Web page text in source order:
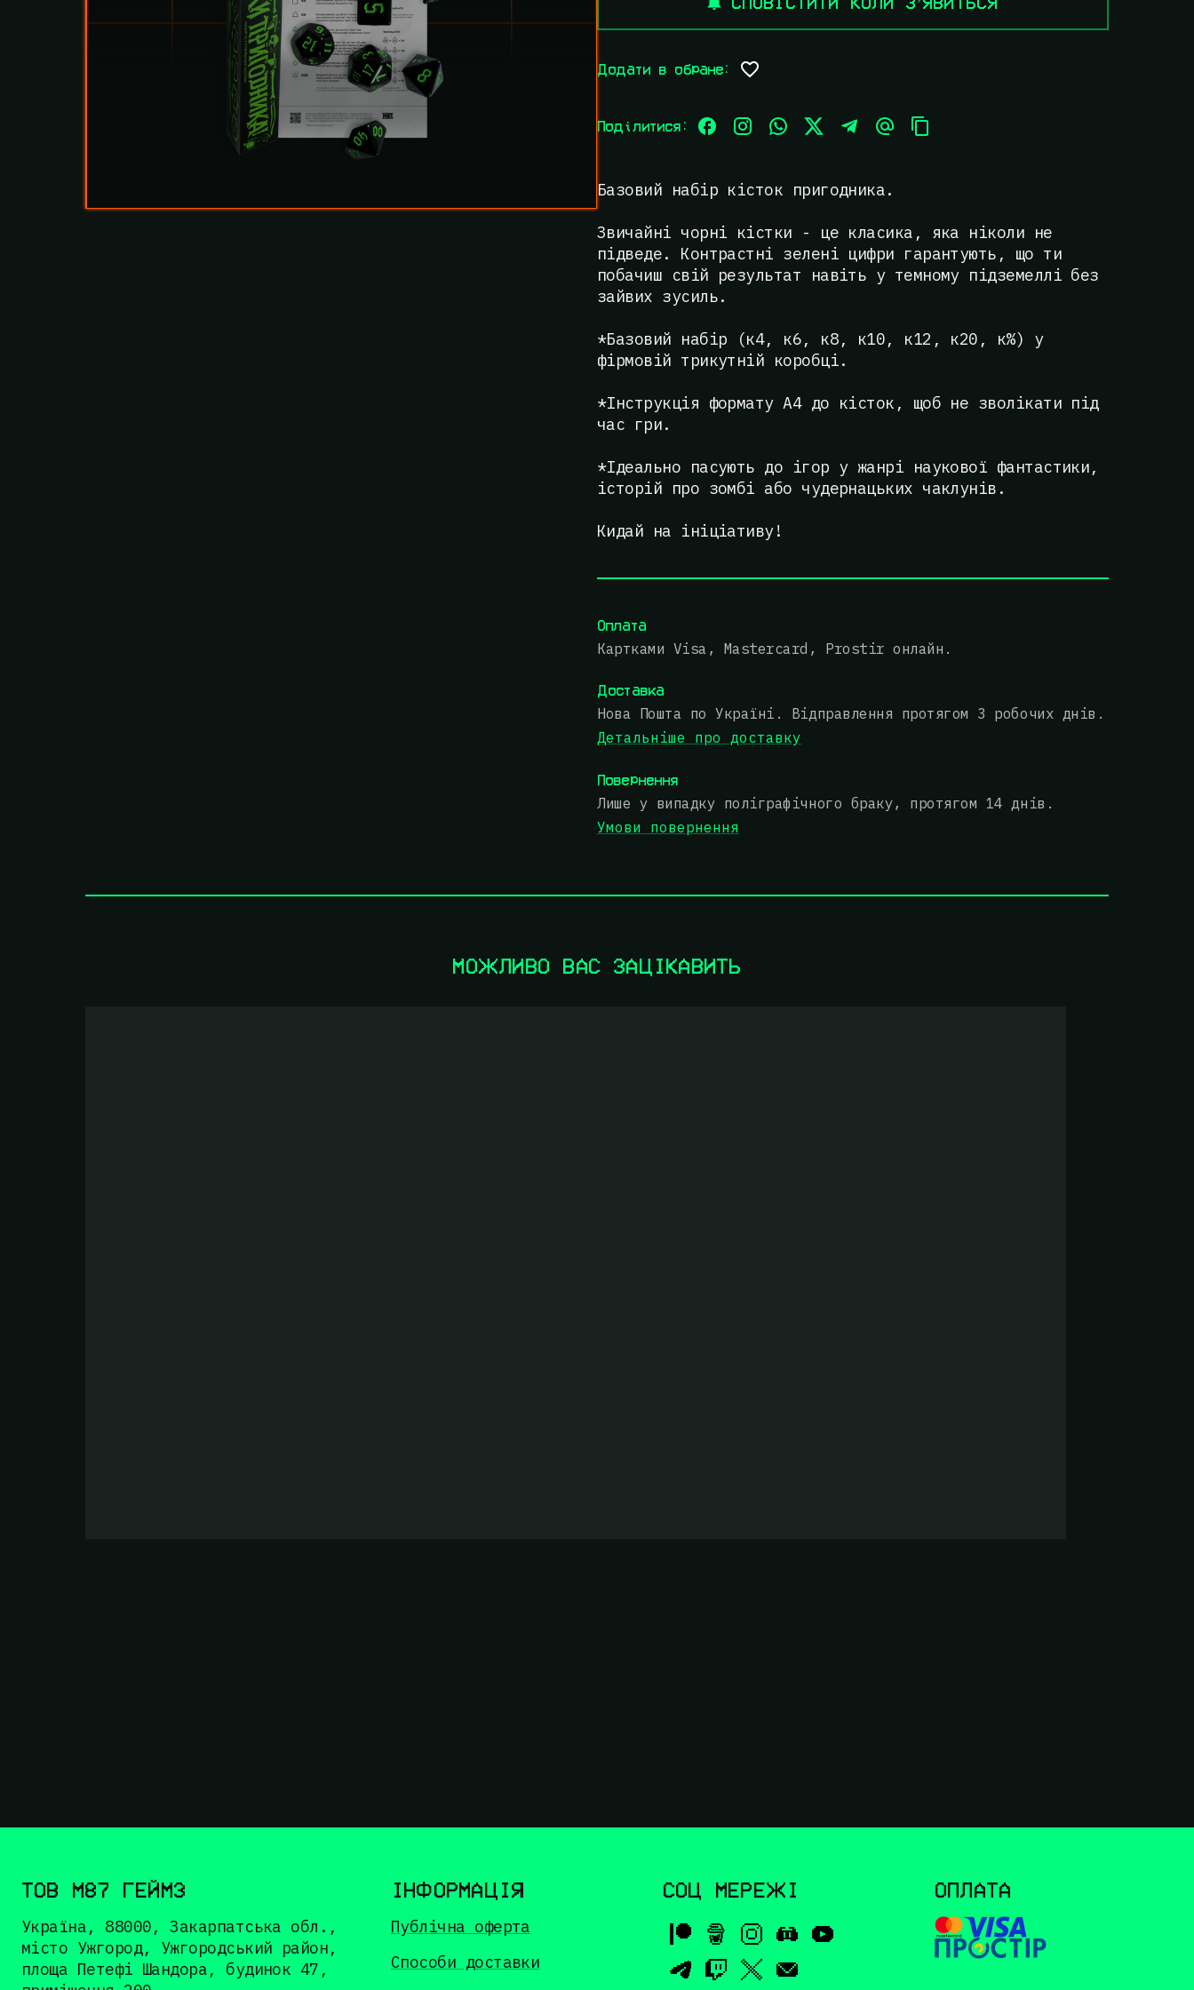
Додати в обране:
Поділитися:
Базовий набір кісток пригодника.
Звичайні чорні кістки - це класика, яка ніколи не
підведе. Контрастні зелені цифри гарантують, що ти
побачиш свій результат навіть у темному підземеллі без
зайвих зусиль.
*Базовий набір (к4, к6, к8, к10, к12, к20, к%) у
фірмовій трикутній коробці.
*Інструкція формату А4 до кісток, щоб не зволікати під
час гри.
*Ідеально пасують до ігор у жанрі наукової фантастики,
історій про зомбі або чудернацьких чаклунів.
Кидай на ініціативу!
Оплата
Картками Visa, Mastercard, Prostir онлайн.
Доставка
Нова Пошта по Україні. Відправлення протягом 3 робочих днів.
Детальніше про доставку
Повернення
Лише у випадку поліграфічного браку, протягом 14 днів.
Умови повернення
МОЖЛИВО ВАС ЗАЦІКАВИТЬ
ТОВ М87 ГЕЙМЗ
Україна, 88000, Закарпатська обл.,
місто Ужгород, Ужгородський район,
площа Петефі Шандора, будинок 47,
ІНФОРМАЦІЯ
Публічна оферта
Способи доставки
СОЦ МЕРЕЖІ ОПЛАТА